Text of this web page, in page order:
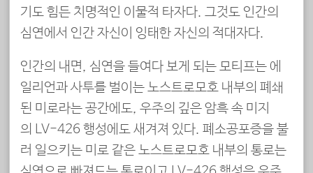
기도 힘든 치명적인 이물적 타자다. 그것도 인간의
심연에서 인간 자신이 잉태한 자신의 적대자다.
인간의 내면, 심연을 들여다 보게 되는 모티프는 에
일리언과 사투를 벌이는 노스트로모호 내부의 폐쇄
된 미로라는 공간에도, 우주의 깊은 암흑 속 미지
의 LV-426 행성에도 새겨져 있다. 폐소공포증을 불
러 일으키는 미로 같은 노스트로모호 내부의 통로는